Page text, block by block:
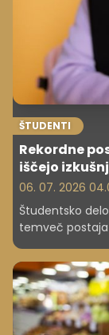
ŠTUDENTI
Rekordne
iščejo
06. 07. 2026
Študentsko
temveč
redno
slovenski trg
delodajalci pa v